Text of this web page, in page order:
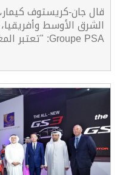
قال جان-كريستوف
الشرق الأوسط
Groupe PSA: "تعتبر المغرب مركزاً مهمّاً بالنسبة...